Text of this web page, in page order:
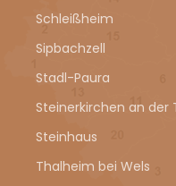
Schleißheim
Sipbachzell
Stadl-Paura
Steinerkirchen an der
Steinhaus
Thalheim bei Wels